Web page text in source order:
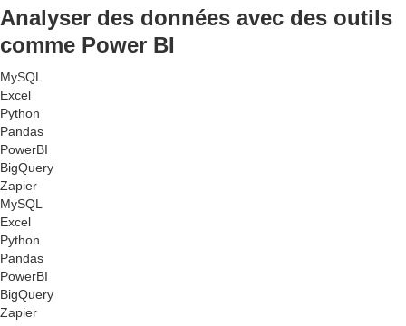
Analyser des données avec des outils
comme Power BI
MySQL
Excel
Python
Pandas
PowerBI
BigQuery
Zapier
MySQL
Excel
Python
Pandas
PowerBI
BigQuery
Zapier